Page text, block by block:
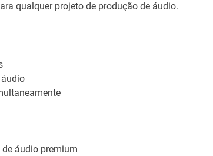
qualquer projeto de produção de áudio.
áudio premium